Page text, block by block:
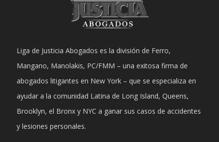
Liga de Justicia Abogados es la división de Ferro,
Mangano, Manolakis, PC/FMM – una exitosa firma de
abogados litigantes en New York – que se especializa en
ayudar a la comunidad Latina de Long Island, Queens,
Brooklyn, el Bronx y NYC a ganar sus casos de accidentes
y lesiones personales.